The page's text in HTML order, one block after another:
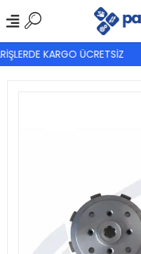
KARGO ÜCRETSİZ